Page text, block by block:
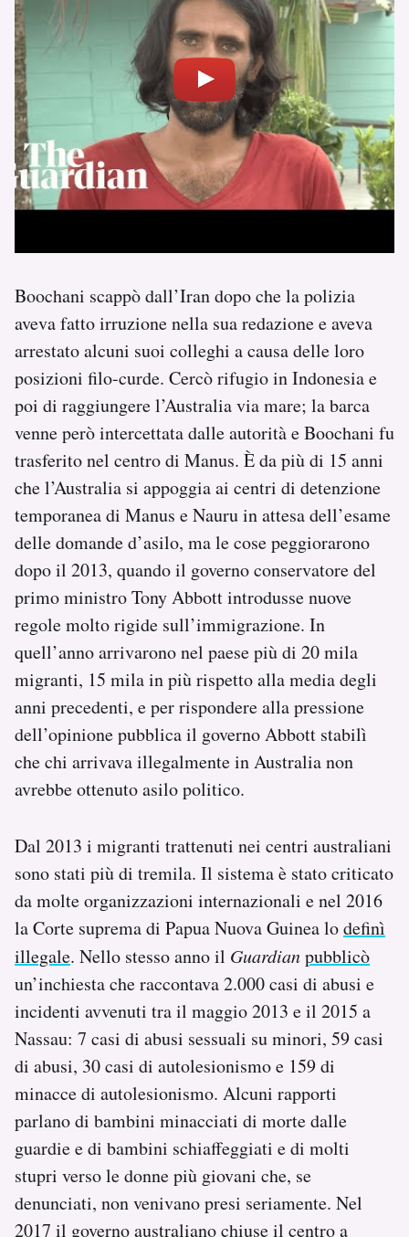
Boochani scappò dall’Iran dopo che la polizia
aveva fatto irruzione nella sua redazione e aveva
arrestato alcuni suoi colleghi a causa delle loro
posizioni filo-curde. Cercò rifugio in Indonesia e
poi di raggiungere l’Australia via mare; la barca
venne però intercettata dalle autorità e Boochani fu
trasferito nel centro di Manus. È da più di 15 anni
che l’Australia si appoggia ai centri di detenzione
temporanea di Manus e Nauru in attesa dell’esame
delle domande d’asilo, ma le cose peggiorarono
dopo il 2013, quando il governo conservatore del
primo ministro Tony Abbott introdusse nuove
regole molto rigide sull’immigrazione. In
quell’anno arrivarono nel paese più di 20 mila
migranti, 15 mila in più rispetto alla media degli
anni precedenti, e per rispondere alla pressione
dell’opinione pubblica il governo Abbott stabilì
che chi arrivava illegalmente in Australia non
avrebbe ottenuto asilo politico.
Dal 2013 i migranti trattenuti nei centri australiani
sono stati più di tremila. Il sistema è stato criticato
da molte organizzazioni internazionali e nel 2016
la Corte suprema di Papua Nuova Guinea lodefinì
illegale. Nello stesso anno il Guardianpubblicò
un’inchiesta che raccontava 2.000 casi di abusi e
incidenti avvenuti tra il maggio 2013 e il 2015 a
Nassau: 7 casi di abusi sessuali su minori, 59 casi
di abusi, 30 casi di autolesionismo e 159 di
minacce di autolesionismo. Alcuni rapporti
parlano di bambini minacciati di morte dalle
guardie e di bambini schiaffeggiati e di molti
stupri verso le donne più giovani che, se
denunciati, non venivano presi seriamente. Nel
2017 il governo australiano chiuse il centro a